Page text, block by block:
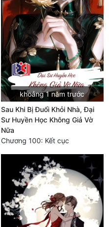
khoảng 1 năm trước
Sau Khi Bị Đuổi Khỏi Nhà, Đại
Sư Huyền Học Không Giả Vờ
Nữa
Chương 100: Kết cục